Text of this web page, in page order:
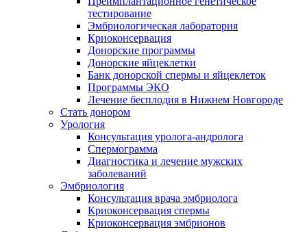
тестирование
Эмбриологическая лаборатория
Криоконсервация
Донорские программы
Донорские яйцеклетки
Банк донорской спермы и яйцеклеток
Программы ЭКО
Лечение бесплодия в Нижнем Новгороде
Стать донором
Урология
Консультация уролога-андролога
Спермограмма
Диагностика и лечение мужских
заболеваний
Эмбриология
Консультация врача эмбриолога
Криоконсервация спермы
Криоконсервация эмбрионов